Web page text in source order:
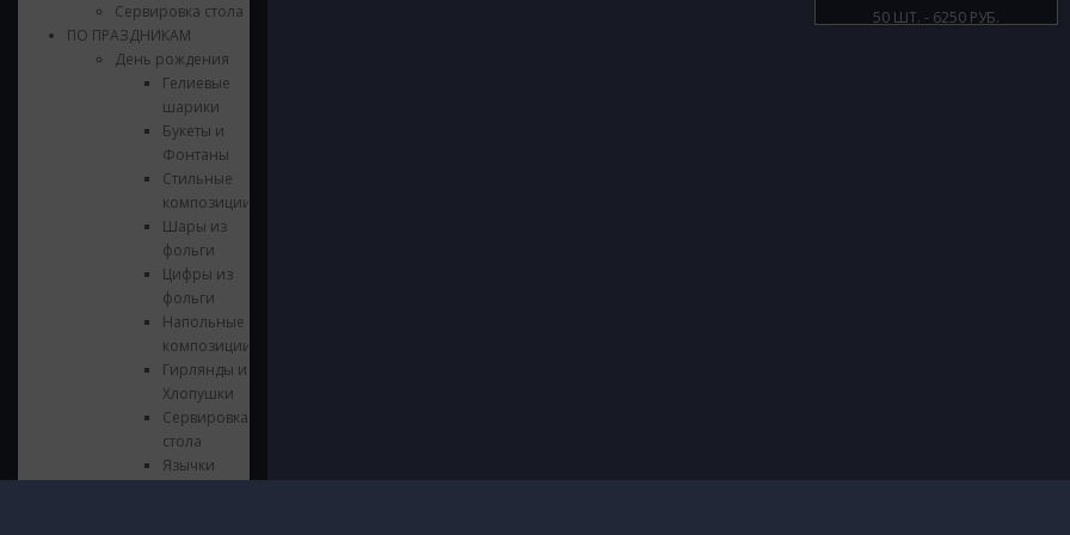
Сервировка стола
ПО ПРАЗДНИКАМ
День рождения
Гелиевые
шарики
Букеты и
Фонтаны
Стильные
композиции
Шары из
фольги
Цифры из
фольги
Напольные
композиции
Гирлянды и
Хлопушки
Сервировка
стола
Язычки
50 ШТ. - 6250 РУБ.